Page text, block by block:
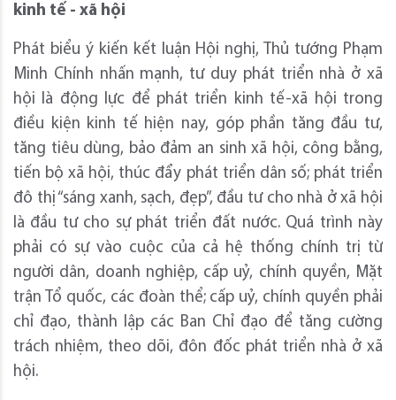
kinh tế - xã hội
Phát biểu ý kiến kết luận Hội nghị, Thủ tướng Phạm
Minh Chính nhấn mạnh, tư duy phát triển nhà ở xã
hội là động lực để phát triển kinh tế-xã hội trong
điều kiện kinh tế hiện nay, góp phần tăng đầu tư,
tăng tiêu dùng, bảo đảm an sinh xã hội, công bằng,
tiến bộ xã hội, thúc đẩy phát triển dân số; phát triển
đô thị “sáng xanh, sạch, đẹp”, đầu tư cho nhà ở xã hội
là đầu tư cho sự phát triển đất nước. Quá trình này
phải có sự vào cuộc của cả hệ thống chính trị từ
người dân, doanh nghiệp, cấp uỷ, chính quyền, Mặt
trận Tổ quốc, các đoàn thể; cấp uỷ, chính quyền phải
chỉ đạo, thành lập các Ban Chỉ đạo để tăng cường
trách nhiệm, theo dõi, đôn đốc phát triển nhà ở xã
hội.